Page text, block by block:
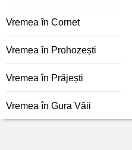
Vremea în Cornet
Vremea în Prohozești
Vremea în Prăjești
Vremea în Gura Văii